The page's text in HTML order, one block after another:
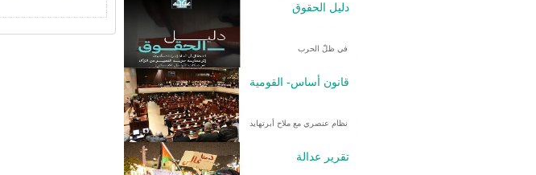
دليل الحقوق
في ظلّ الحرب
قانون أساس- القومية
نظام عنصري مع ملاح أبرتهايد
تقرير عدالة